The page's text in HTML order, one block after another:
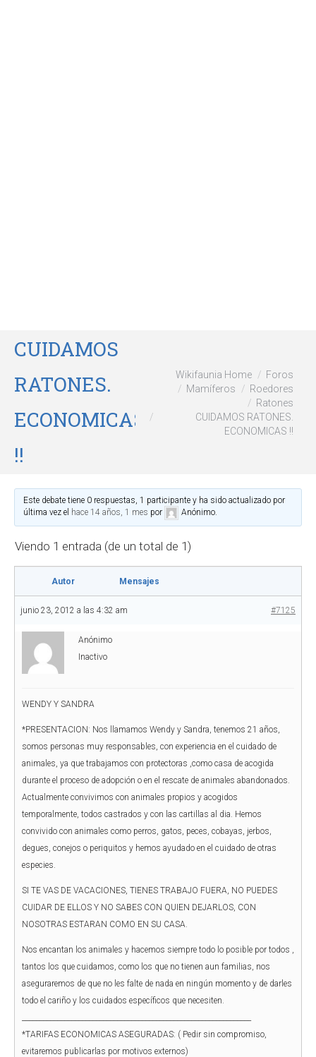
CUIDAMOS
RATONES.
ECONOMICAS
!!
Wikifaunia Home
Foros
Mamíferos
Roedores
Ratones
CUIDAMOS RATONES.
ECONOMICAS !!
Este debate tiene 0 respuestas, 1 participante y ha sido actualizado por
última vez el hace 14 años, 1 mes por Anónimo.
Viendo 1 entrada (de un total de 1)
Autor Mensajes
junio 23, 2012 a las 4:32 am #7125
Anónimo
Inactivo
WENDY Y SANDRA
*PRESENTACION: Nos llamamos Wendy y Sandra, tenemos 21 años,
somos personas muy responsables, con experiencia en el cuidado de
animales, ya que trabajamos con protectoras ,como casa de acogida
durante el proceso de adopción o en el rescate de animales abandonados.
Actualmente convivimos con animales propios y acogidos
temporalmente, todos castrados y con las cartillas al dia. Hemos
convivido con animales como perros, gatos, peces, cobayas, jerbos,
degues, conejos o periquitos y hemos ayudado en el cuidado de otras
especies.
SI TE VAS DE VACACIONES, TIENES TRABAJO FUERA, NO PUEDES
CUIDAR DE ELLOS Y NO SABES CON QUIEN DEJARLOS, CON
NOSOTRAS ESTARAN COMO EN SU CASA.
Nos encantan los animales y hacemos siempre todo lo posible por todos ,
tantos los que cuidamos, como los que no tienen aun familias, nos
aseguraremos de que no les falte de nada en ningún momento y de darles
todo el cariño y los cuidados específicos que necesiten.
*TARIFAS ECONOMICAS ASEGURADAS: ( Pedir sin compromiso,
evitaremos publicarlas por motivos externos)